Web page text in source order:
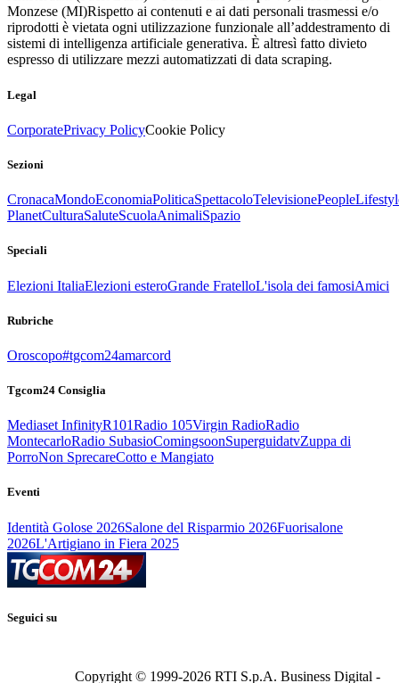
Monzese (MI)Rispetto ai contenuti e ai dati personali trasmessi e/o
riprodotti è vietata ogni utilizzazione funzionale all’addestramento di
sistemi di intelligenza artificiale generativa. È altresì fatto divieto
espresso di utilizzare mezzi automatizzati di data scraping.
Legal
CorporatePrivacy PolicyCookie Policy
Sezioni
CronacaMondoEconomiaPoliticaSpettacoloTelevisionePeople
PlanetCulturaSaluteScuolaAnimaliSpazio
Speciali
Elezioni ItaliaElezioni esteroGrande FratelloL'isola dei famosiAmici
Rubriche
Oroscopo#tgcom24amarcord
Tgcom24 Consiglia
Mediaset InfinityR101Radio 105Virgin RadioRadio
MontecarloRadio SubasioComingsoonSuperguidatvZuppa di
PorroNon SprecareCotto e Mangiato
Eventi
Identità Golose 2026Salone del Risparmio 2026Fuorisalone
2026L'Artigiano in Fiera 2025
Seguici su
Copyright © 1999-2026 RTI S.p.A. Business Digital -